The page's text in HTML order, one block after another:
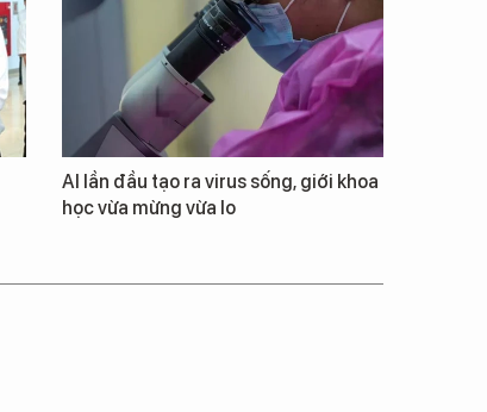
AI lần đầu tạo ra virus sống, giới khoa
học vừa mừng vừa lo